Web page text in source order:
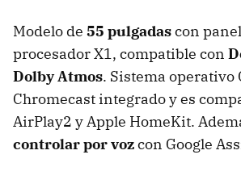
Modelo de 55 pulgadascon
procesador X1, compatible con
Dolby Atmos. Sistema operativo
Chromecast integrado y es
AirPlay2 y Apple HomeKit.
controlar por vozcon Google